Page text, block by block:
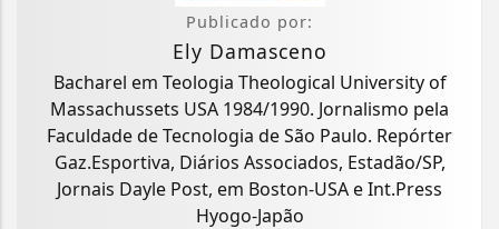
Publicado por:
Ely Damasceno
Bacharel em Teologia Theological University of
Massachussets USA 1984/1990. Jornalismo pela
Faculdade de Tecnologia de São Paulo. Repórter
Gaz.Esportiva, Diários Associados, Estadão/SP,
Jornais Dayle Post, em Boston-USA e Int.Press
Hyogo-Japão